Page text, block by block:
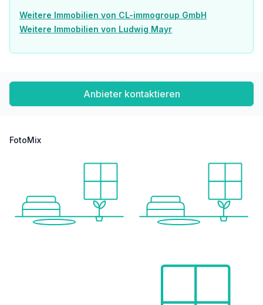
Weitere Immobilien von CL-immogroup GmbH
Weitere Immobilien von Ludwig Mayr
Anbieter kontaktieren
FotoMix